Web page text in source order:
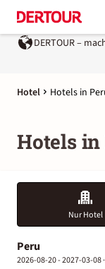
DERTOUR –
Hotel Hotels in
Hotels in
Nur Hotel
Peru
2026-08-20 - 2027-03-08 ·